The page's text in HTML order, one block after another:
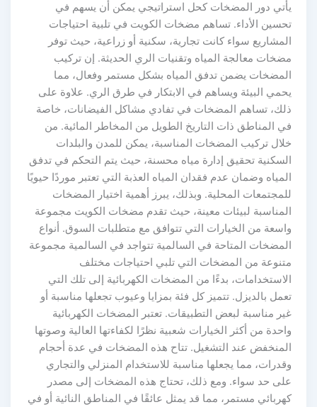
يأتي دور المضخات كحل استراتيجي يمكن أن يسهم في
تحسين الأداء. تساهم مضخات الكويت في تلبية احتياجات
المشاريع سواء كانت تجارية، سكنية أو زراعية، حيث توفر
مضخات معالجة المياه وتقنيات الري الحديثة. إن تركيب
المضخات يضمن تدفق المياه بشكل مستمر وفعال، مما
يحمي البيئة ويساهم في الابتكار في طرق الري. علاوة على
ذلك، تساهم المضخات في تفادي مشاكل الفيضانات، خاصة
في المناطق ذات التاريخ الطويل من المخاطر المائية. من
خلال تركيب المضخات المناسبة، يمكن للمدن والبلدات
السكنية تحقيق إدارة مياه محسنة، حيث يتم التحكم في تدفق
المياه وضمان عدم فقدان المياه العذبة التي تعتبر موردًا حيويًا
للمجتمعات المحلية. وبذلك، يبرز أهمية اختيار المضخات
المناسبة لبيئات معينة، حيث تقدم مضخات الكويت مجموعة
واسعة من الخيارات التي تتوافق مع متطلبات السوق. أنواع
المضخات المتاحة في السالمية تتواجد في السالمية مجموعة
متنوعة من المضخات التي تلبي احتياجات مختلف
الاستخدامات، بدءًا من المضخات الكهربائية إلى تلك التي
تعمل بالديزل. تتميز كل فئة بمزايا وعيوب تجعلها مناسبة أو
غير مناسبة لبعض التطبيقات. تعتبر المضخات الكهربائية
واحدة من أكثر الخيارات شعبية نظرًا لكفاءتها العالية وصوتها
المنخفض عند التشغيل. تتاح هذه المضخات في عدة أحجام
وقدرات، مما يجعلها مناسبة للاستخدام المنزلي والتجاري
على حد سواء. ومع ذلك، تحتاج هذه المضخات إلى مصدر
كهربائي مستمر، مما قد يمثل عائقًا في المناطق النائية أو في